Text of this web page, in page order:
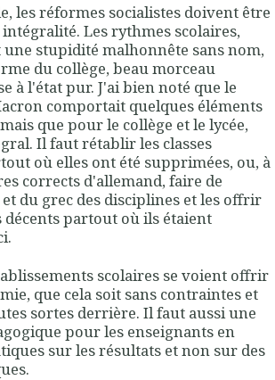
les réformes socialistes doivent être
Les rythmes scolaires,
stupidité malhonnête sans nom,
du collège, beau morceau
à l'état pur. J'ai bien noté que le
comportait quelques éléments
que pour le collège et le lycée,
Il faut rétablir les classes
où elles ont été supprimées, ou, à
corrects d'allemand, faire de
du grec des disciplines et les offrir
décents partout où ils étaient
scolaires se voient offrir
que cela soit sans contraintes et
sortes derrière. Il faut aussi une
pour les enseignants en
sur les résultats et non sur des